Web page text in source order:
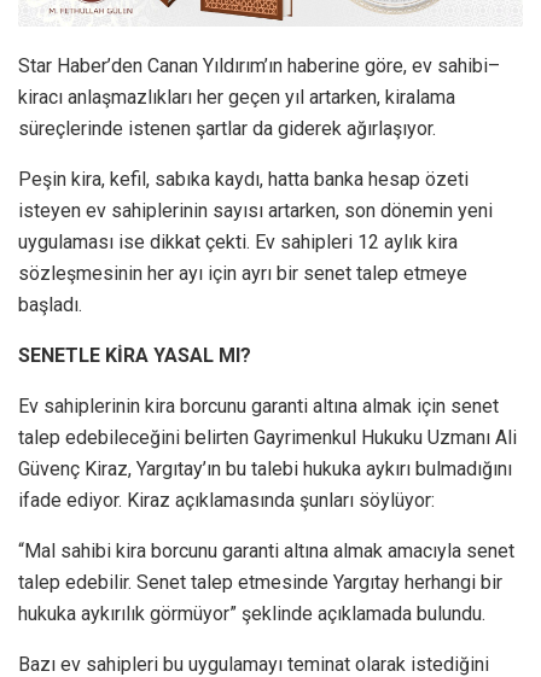
Star Haber’den Canan Yıldırım’ın haberine göre, ev sahibi–
kiracı anlaşmazlıkları her geçen yıl artarken, kiralama
süreçlerinde istenen şartlar da giderek ağırlaşıyor.
Peşin kira, kefil, sabıka kaydı, hatta banka hesap özeti
isteyen ev sahiplerinin sayısı artarken, son dönemin yeni
uygulaması ise dikkat çekti. Ev sahipleri 12 aylık kira
sözleşmesinin her ayı için ayrı bir senet talep etmeye
başladı.
SENETLE KİRA YASAL MI?
Ev sahiplerinin kira borcunu garanti altına almak için senet
talep edebileceğini belirten Gayrimenkul Hukuku Uzmanı Ali
Güvenç Kiraz, Yargıtay’ın bu talebi hukuka aykırı bulmadığını
ifade ediyor. Kiraz açıklamasında şunları söylüyor:
“Mal sahibi kira borcunu garanti altına almak amacıyla senet
talep edebilir. Senet talep etmesinde Yargıtay herhangi bir
hukuka aykırılık görmüyor” şeklinde açıklamada bulundu.
Bazı ev sahipleri bu uygulamayı teminat olarak istediğini